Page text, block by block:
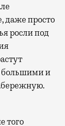
даже просто
росли под
большими и
того